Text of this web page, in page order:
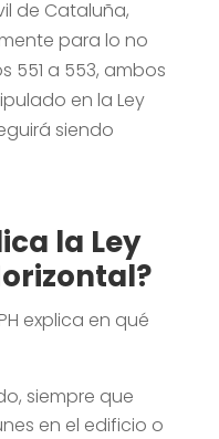
de Cataluña,
para lo no
551 a 553, ambos
en la Ley
siendo
la Ley
explica en qué
siempre que
en el edificio o